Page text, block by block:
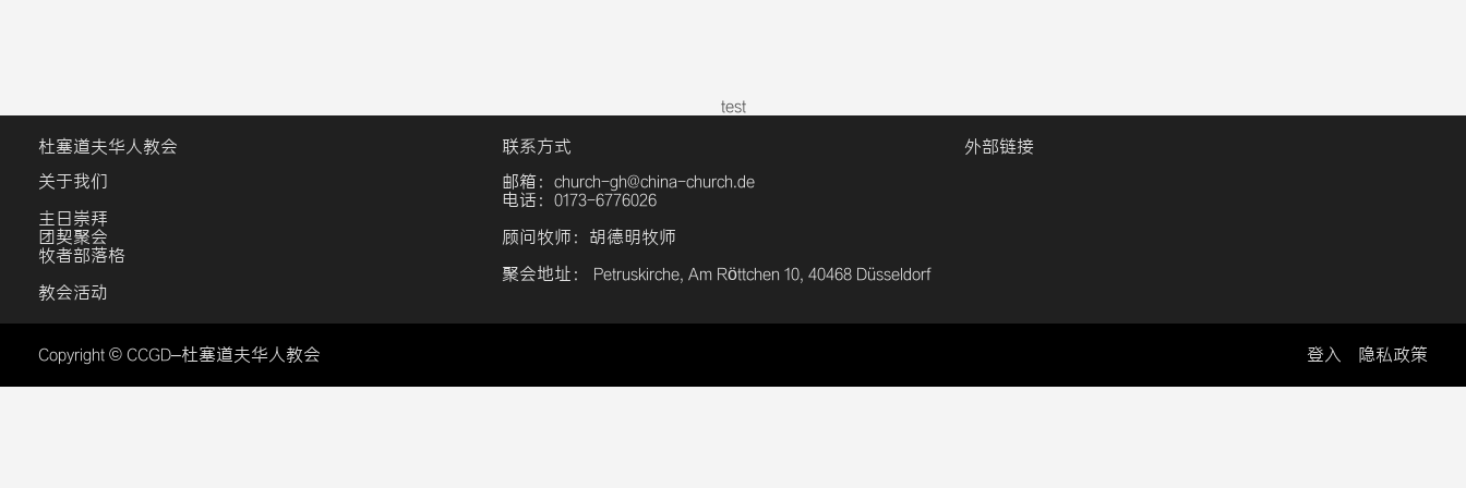
test
杜塞道夫华人教会
关于我们
主日崇拜
团契聚会
牧者部落格
教会活动
联系方式
邮箱：church-gh@china-church.de
电话：0173-6776026
顾问牧师：胡德明牧师
聚会地址： Petruskirche, Am Röttchen 10, 40468 Düsseldorf
外部链接
Copyright © CCGD–杜塞道夫华人教会 登入 隐私政策